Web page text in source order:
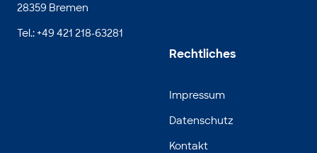
28359 Bremen
Tel.: +49 421 218-63281
Rechtliches
Impressum
Datenschutz
Kontakt